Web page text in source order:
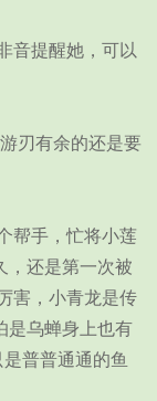
音提醒她，可以
刃有余的还是要
帮手，忙将小莲
，还是第一次被
害，小青龙是传
是乌蝉身上也有
普普通通的鱼